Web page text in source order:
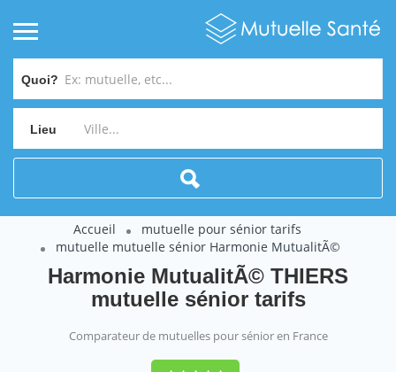
Quoi?
Lieu
Accueil
mutuelle pour sénior tarifs
mutuelle mutuelle sénior Harmonie MutualitÃ©
Harmonie MutualitÃ© THIERS
mutuelle sénior tarifs
Comparateur de mutuelles pour sénior en France